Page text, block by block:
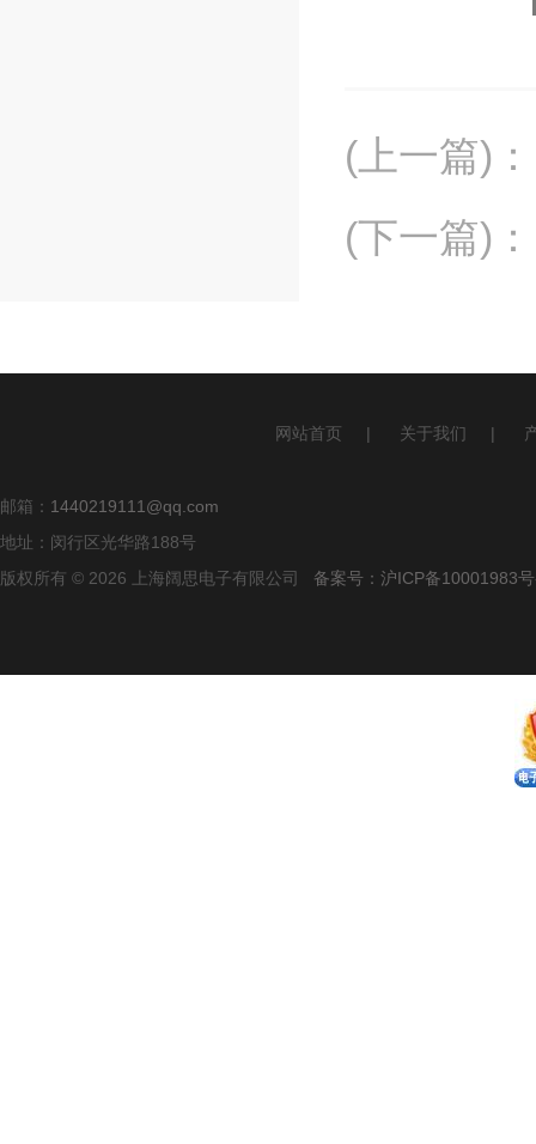
(上一篇) ：
(下一篇) ：
网站首页 | 关于我们 |
邮箱： 1440219111@qq.com
地址：闵行区光华路188号
版权所有 © 2026 上海阔思电子有限公司 备案号：沪ICP备10001983